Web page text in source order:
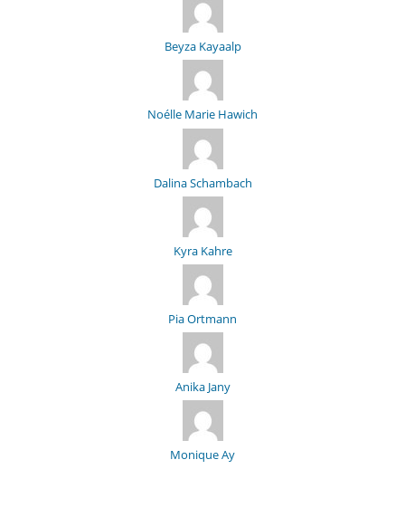
Beyza Kayaalp
Noélle Marie Hawich
Dalina Schambach
Kyra Kahre
Pia Ortmann
Anika Jany
Monique Ay